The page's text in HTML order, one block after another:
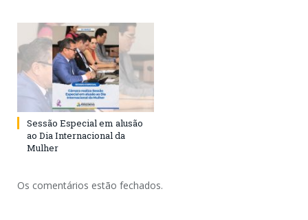
Sessão Especial em alusão
ao Dia Internacional da
Mulher
Os comentários estão fechados.